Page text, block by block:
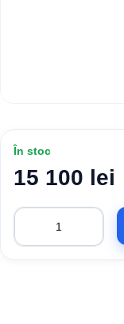
În stoc
15 100 lei